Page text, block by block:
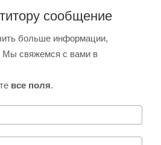
сообщение
больше информации,
Мы свяжемся с вами в
все поля.